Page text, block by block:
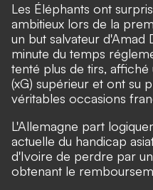
Les Éléphants ont
ambitieux lors de la
un but salvateur d'Amad
minute du temps
tenté plus de tirs,
(xG) supérieur et ont su
véritables occasions
L'Allemagne part
actuelle du handicap
d'Ivoire de perdre par
obtenant le